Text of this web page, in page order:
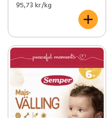
95,73 kr /kg